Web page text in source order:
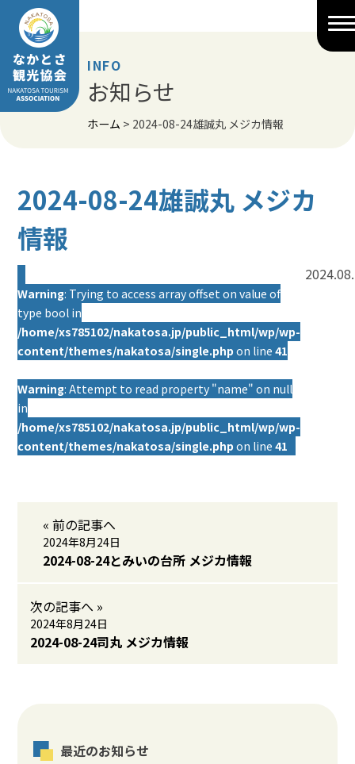
Skip
content
INFO
お知らせ
ホーム > 2024-08-24雄誠丸 メジカ情報
2024-08-24雄誠丸 メジカ
情報
Warning: Trying to access array offset on value of
type bool in
/home/xs785102/nakatosa.jp/public_html/wp/wp-
content/themes/nakatosa/single.php on line41
Warning: Attempt to read property "name" on null
in
/home/xs785102/nakatosa.jp/public_html/wp/wp-
content/themes/nakatosa/single.php on line41
« 前の記事へ
2024年8月24日
2024-08-24とみいの台所 メジカ情報
次の記事へ »
2024年8月24日
2024-08-24司丸 メジカ情報
最近のお知らせ